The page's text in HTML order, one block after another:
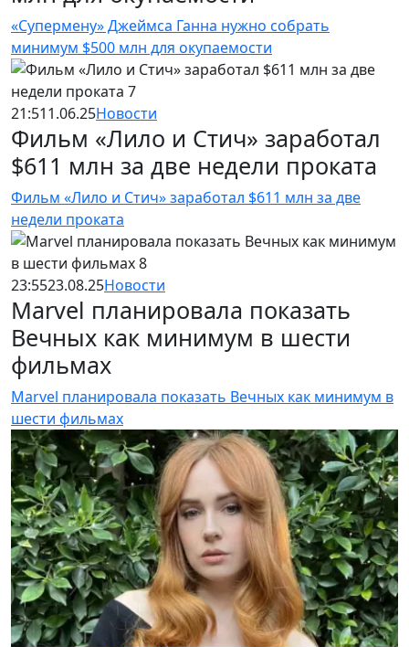
«Супермену» Джеймса Ганна нужно собрать
минимум $500 млн для окупаемости
21:511.06.25Новости
Фильм «Лило и Стич» заработал
$611 млн за две недели проката
Фильм «Лило и Стич» заработал $611 млн за две
недели проката
23:5523.08.25Новости
Marvel планировала показать
Вечных как минимум в шести
фильмах
Marvel планировала показать Вечных как минимум в
шести фильмах